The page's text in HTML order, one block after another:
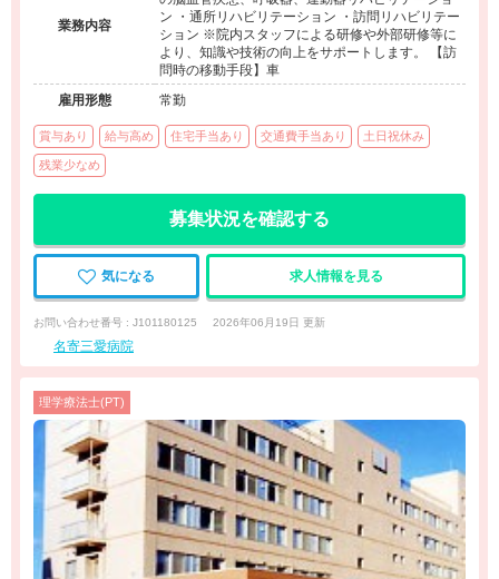
業務内容
ン ・通所リハビリテーション ・訪問リハビリテー
ション ※院内スタッフによる研修や外部研修等に
より、知識や技術の向上をサポートします。 【訪
問時の移動手段】車
雇用形態
常勤
賞与あり 給与高め 住宅手当あり 交通費手当あり 土日祝休み
残業少なめ
募集状況を確認する
気になる 求人情報を見る
お問い合わせ番号 : J101180125 2026年06月19日 更新
名寄三愛病院
理学療法士(PT)